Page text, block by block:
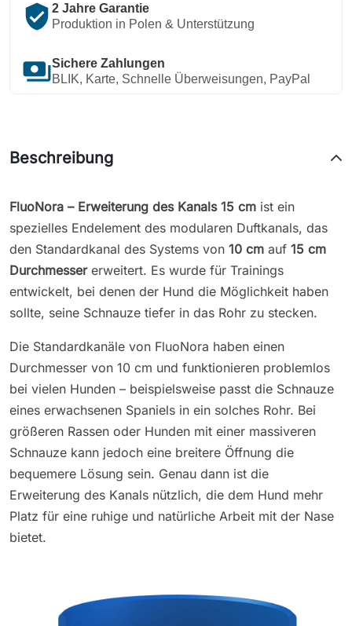
verified_user 2 Jahre Garantie
Produktion in Polen & Unterstützung
paymentsSichere Zahlungen
BLIK, Karte, Schnelle Überweisungen, PayPal
Beschreibung
FluoNora – Erweiterung des Kanals 15 cm ist ein
spezielles Endelement des modularen Duftkanals, das
den Standardkanal des Systems von 10 cm auf 15 cm
Durchmessererweitert. Es wurde für Trainings
entwickelt, bei denen der Hund die Möglichkeit haben
sollte, seine Schnauze tiefer in das Rohr zu stecken.
Die Standardkanäle von FluoNora haben einen
Durchmesser von 10 cm und funktionieren problemlos
bei vielen Hunden – beispielsweise passt die Schnauze
eines erwachsenen Spaniels in ein solches Rohr. Bei
größeren Rassen oder Hunden mit einer massiveren
Schnauze kann jedoch eine breitere Öffnung die
bequemere Lösung sein. Genau dann ist die
Erweiterung des Kanals nützlich, die dem Hund mehr
Platz für eine ruhige und natürliche Arbeit mit der Nase
bietet.